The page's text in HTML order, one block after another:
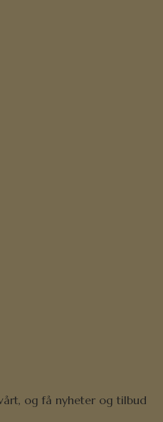
og få nyheter og tilbud